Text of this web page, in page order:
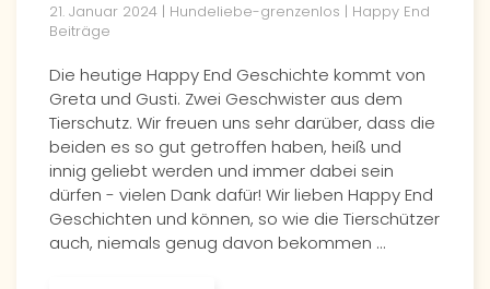
21. Januar 2024 | Hundeliebe-grenzenlos | Happy End
Beiträge
Die heutige Happy End Geschichte kommt von
Greta und Gusti. Zwei Geschwister aus dem
Tierschutz. Wir freuen uns sehr darüber, dass die
beiden es so gut getroffen haben, heiß und
innig geliebt werden und immer dabei sein
dürfen - vielen Dank dafür! Wir lieben Happy End
Geschichten und können, so wie die Tierschützer
auch, niemals genug davon bekommen ...